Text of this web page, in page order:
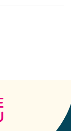
Terres
de